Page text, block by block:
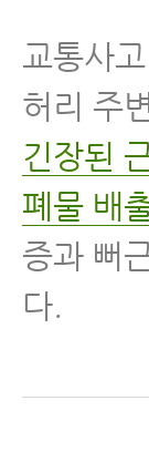
교통사
허리 주
긴장된
폐물 배
증과 뻐
다.